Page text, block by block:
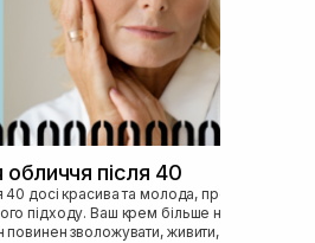
після 40
підходу. Ваш крем більше не може
зволожувати, живити, покр...